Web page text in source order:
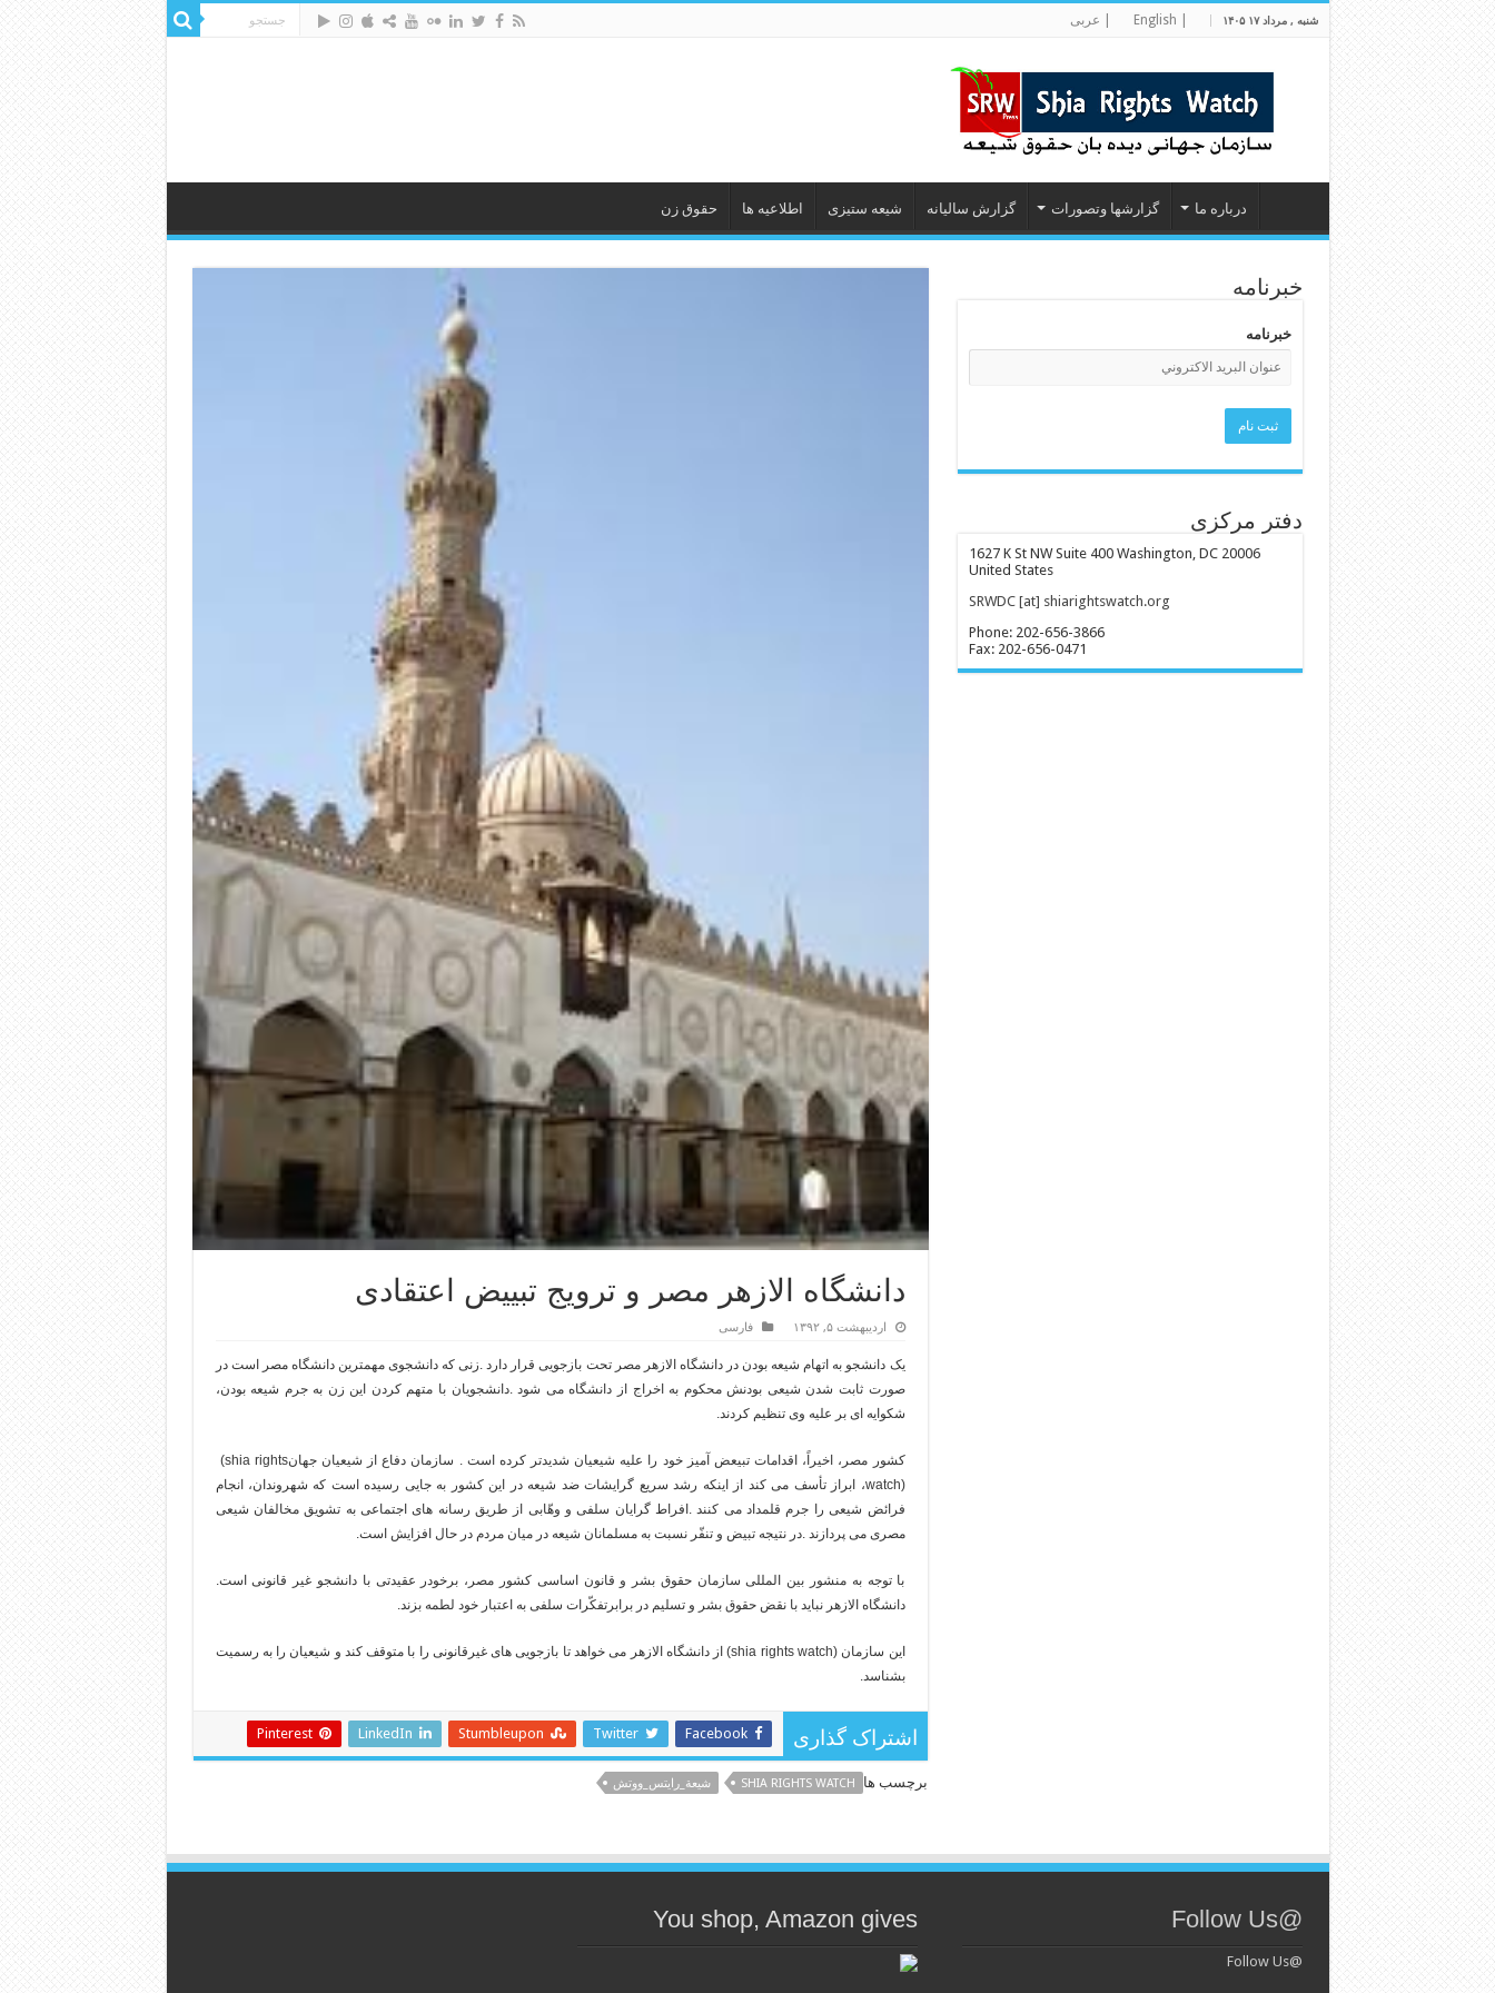
شنبه , مرداد ۱۷ ۱۴۰۵ | عربی
درباره ما گزارشها وتصورات گزارش سالیانه شیعه ستیزى اطلاعیه ها حقوق زن
دانشگاه الازهر مصر و ترویج تبییض اعتقادی
اردیبهشت ۵, ۱۳۹۲ فارسی
یک دانشجو به اتهام شیعه بودن در دانشگاه الازهر مصر تحت بازجویی قرار دارد.زنی که دانشجوی مهمترین دانشگاه مصر است در
صورت ثابت شدن شیعی بودنش محکوم به اخراج از دانشگاه می شود.دانشجویان با متهم کردن این زن به جرم شیعه بودن،
شکوایه ای بر علیه وی تنظیم کردند.
کشور مصر، اخیراً، اقدامات تبیعض آمیز خود را علیه شیعیان شدیدتر کرده است . سازمان دفاع از شیعیان جهان(shia rights
watch)، ابراز تأسف می کند از اینکه رشد سریع گرایشات ضد شیعه در این کشور به جایی رسیده است که شهروندان، انجام
فرائض شیعی را جرم قلمداد می کنند. افراط گرایان سلفی و وهّابی از طریق رسانه های اجتماعی به تشویق مخالفان شیعی
مصری می پردازند .در نتیجه تبیض و تنفّر نسبت به مسلمانان شیعه در میان مردم در حال افزایش است.
با توجه به منشور بین المللی سازمان حقوق بشر و قانون اساسی کشور مصر، برخودر عقیدتی با دانشجو غیر قانونی است.
دانشگاه الازهر نباید با نقض حقوق بشر و تسلیم در برابرتفکّرات سلفی به اعتبار خود لطمه بزند.
این سازمان (shia rights watch) از دانشگاه الازهر می خواهد تا بازجویی های غیرقانونی را با متوقف کند و شیعیان را به رسمیت
بشناسد.
اشتراک گذاری Facebook
Twitter
Stumbleupon
LinkedIn
Pinterest
برچسب ها SHIA RIGHTS WATCH شيعة_رايتس_ووتش
خبرنامه
خبرنامه
دفتر مرکزی
1627 K St NW Suite 400 Washington, DC 20006
United States
SRWDC [at] shiarightswatch.org
Phone: 202-656-3866
Fax: 202-656-0471
@Follow Us
@Follow Us
You shop, Amazon gives